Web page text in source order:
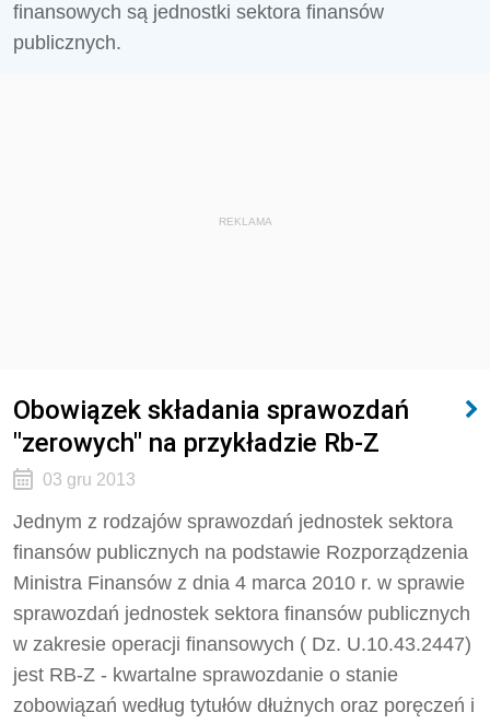
finansowych są jednostki sektora finansów
publicznych.
REKLAMA
Obowiązek składania sprawozdań
"zerowych" na przykładzie Rb-Z
03 gru 2013
Jednym z rodzajów sprawozdań jednostek sektora
finansów publicznych na podstawie Rozporządzenia
Ministra Finansów z dnia 4 marca 2010 r. w sprawie
sprawozdań jednostek sektora finansów publicznych
w zakresie operacji finansowych ( Dz. U.10.43.2447)
jest RB-Z - kwartalne sprawozdanie o stanie
zobowiązań według tytułów dłużnych oraz poręczeń i